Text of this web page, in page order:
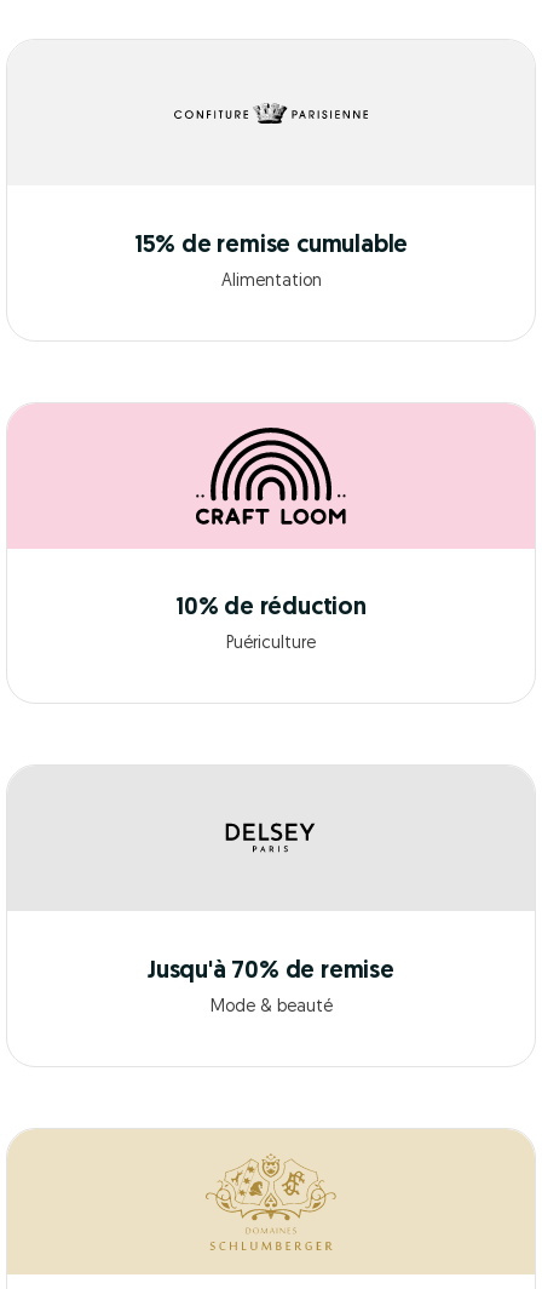
15% de remise cumulable
Alimentation
10% de réduction
Puériculture
Jusqu'à 70% de remise
Mode & beauté